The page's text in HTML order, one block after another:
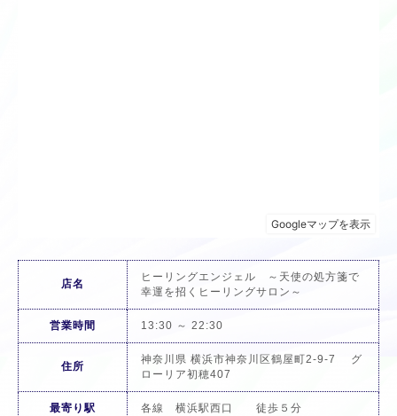
店名
ヒーリングエンジェル ～天使の処方箋で
幸運を招くヒーリングサロン～
営業時間 13:30 ～ 22:30
住所
神奈川県 横浜市神奈川区鶴屋町2-9-7 グ
ローリア初穂407
最寄り駅 各線 横浜駅西口 徒歩５分